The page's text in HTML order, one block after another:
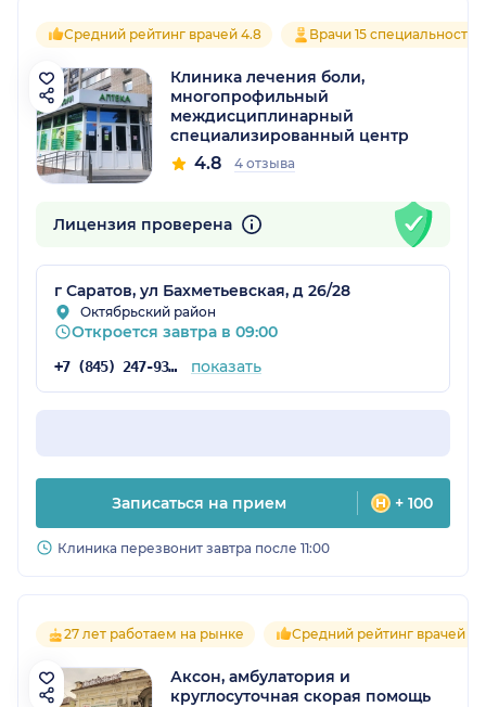
Средний рейтинг врачей 4.8 Врачи 15 специальностей
Клиника лечения боли,
многопрофильный
междисциплинарный
специализированный центр
4.8 4 отзыва
Лицензия проверена
г Саратов, ул Бахметьевская, д 26/28
Октябрьский район
Откроется завтра в 09:00
+7 (845) 247-93-29 показать
Записаться на прием + 100
Клиника перезвонит завтра после 11:00
27 лет работаем на рынке Средний рейтинг врачей
Аксон, амбулатория и
круглосуточная скорая помощь